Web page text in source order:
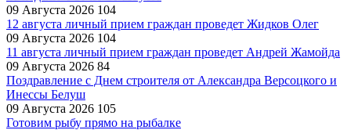
09 Августа 2026 104
12 августа личный прием граждан проведет Жидков Олег
09 Августа 2026 104
11 августа личный прием граждан проведет Андрей Жамойда
09 Августа 2026 84
Поздравление с Днем строителя от Александра Версоцкого и
Инессы Белуш
09 Августа 2026 105
Готовим рыбу прямо на рыбалке